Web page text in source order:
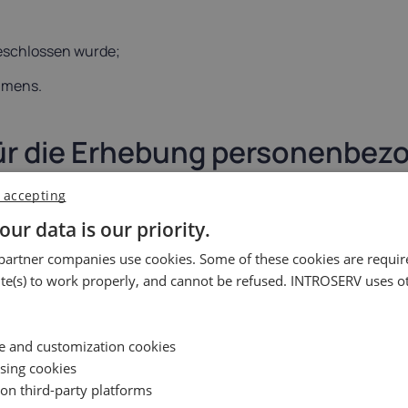
wurde;
die Erhebung
und der entlassenen Arbeitnehmer des
zusammenhängenden Rechtsakte erhoben.
denen Verträge geschlossen wurden, werden zur
Gegenparteien des Unternehmens werden zur Erfüllung
für die Rechtmäßigkeit der Bereitstellung
data is our priority.
companies use cookies. Some of these cookies are
to work properly, and cannot be refused. INTROSERV uses
and customization cookies
cookies
third-party platforms